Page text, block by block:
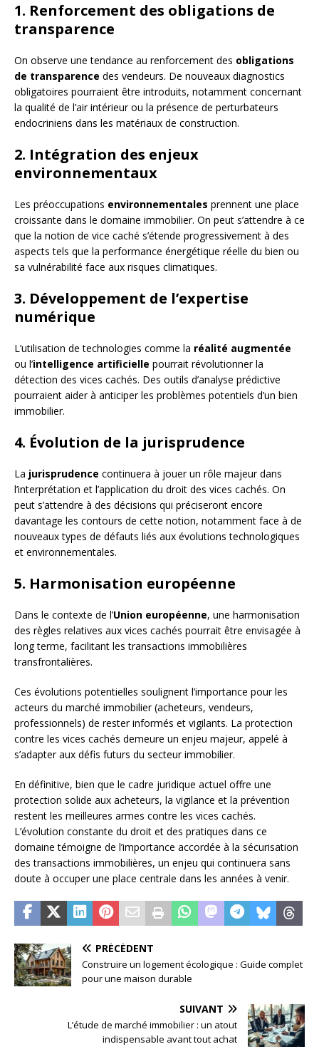
1. Renforcement des obligations de
transparence
On observe une tendance au renforcement des obligations
de transparence des vendeurs. De nouveaux diagnostics
obligatoires pourraient être introduits, notamment concernant
la qualité de l’air intérieur ou la présence de perturbateurs
endocriniens dans les matériaux de construction.
2. Intégration des enjeux
environnementaux
Les préoccupations environnementales prennent une place
croissante dans le domaine immobilier. On peut s’attendre à ce
que la notion de vice caché s’étende progressivement à des
aspects tels que la performance énergétique réelle du bien ou
sa vulnérabilité face aux risques climatiques.
3. Développement de l’expertise
numérique
L’utilisation de technologies comme la réalité augmentée
ou l’intelligence artificielle pourrait révolutionner la
détection des vices cachés. Des outils d’analyse prédictive
pourraient aider à anticiper les problèmes potentiels d’un bien
immobilier.
4. Évolution de la jurisprudence
La jurisprudence continuera à jouer un rôle majeur dans
l’interprétation et l’application du droit des vices cachés. On
peut s’attendre à des décisions qui préciseront encore
davantage les contours de cette notion, notamment face à de
nouveaux types de défauts liés aux évolutions technologiques
et environnementales.
5. Harmonisation européenne
Dans le contexte de l’Union européenne, une harmonisation
des règles relatives aux vices cachés pourrait être envisagée à
long terme, facilitant les transactions immobilières
transfrontalières.
Ces évolutions potentielles soulignent l’importance pour les
acteurs du marché immobilier (acheteurs, vendeurs,
professionnels) de rester informés et vigilants. La protection
contre les vices cachés demeure un enjeu majeur, appelé à
s’adapter aux défis futurs du secteur immobilier.
En définitive, bien que le cadre juridique actuel offre une
protection solide aux acheteurs, la vigilance et la prévention
restent les meilleures armes contre les vices cachés.
L’évolution constante du droit et des pratiques dans ce
domaine témoigne de l’importance accordée à la sécurisation
des transactions immobilières, un enjeu qui continuera sans
doute à occuper une place centrale dans les années à venir.
PRÉCÉDENT
Construire un logement écologique : Guide complet
pour une maison durable
SUIVANT
L’étude de marché immobilier : un atout
indispensable avant tout achat